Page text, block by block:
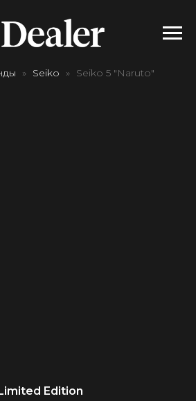
Seiko
Seiko 5 "Naruto"
Edition